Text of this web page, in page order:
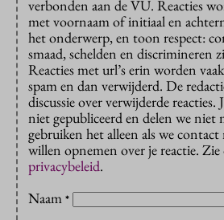
verbonden aan de VU. Reacties
met voornaam of initiaal en
het onderwerp, en toon respect:
smaad, schelden en discrimineren
Reacties met url’s erin worden
spam en dan verwijderd. De
discussie over verwijderde reacties.
niet gepubliceerd en delen we niet
gebruiken het alleen als we contact
willen opnemen over je reactie.
privacybeleid.
Naam *